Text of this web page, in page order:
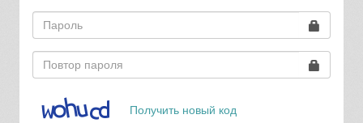
Получить новый код